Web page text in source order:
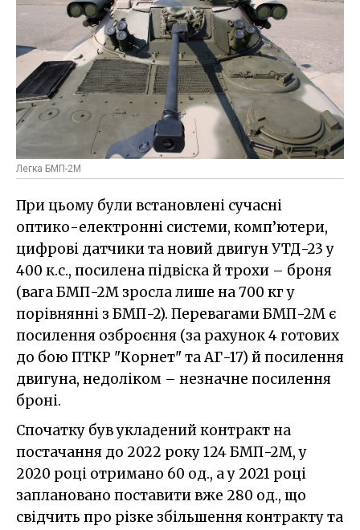
Легка БМП-2М
При цьому були встановлені сучасні
оптико-електронні системи, комп’ютери,
цифрові датчики та новий двигун УТД-23 у
400 к.с., посилена підвіска й трохи – броня
(вага БМП-2М зросла лише на 700 кг у
порівнянні з БМП-2). Перевагами БМП-2М є
посилення озброєння (за рахунок 4 готових
до бою ПТКР "Корнет" та АГ-17) й посилення
двигуна, недоліком – незначне посилення
броні.
Спочатку був укладений контракт на
постачання до 2022 року 124 БМП-2М, у
2020 році отримано 60 од., а у 2021 році
заплановано поставити вже 280 од., що
свідчить про різке збільшення контракту та